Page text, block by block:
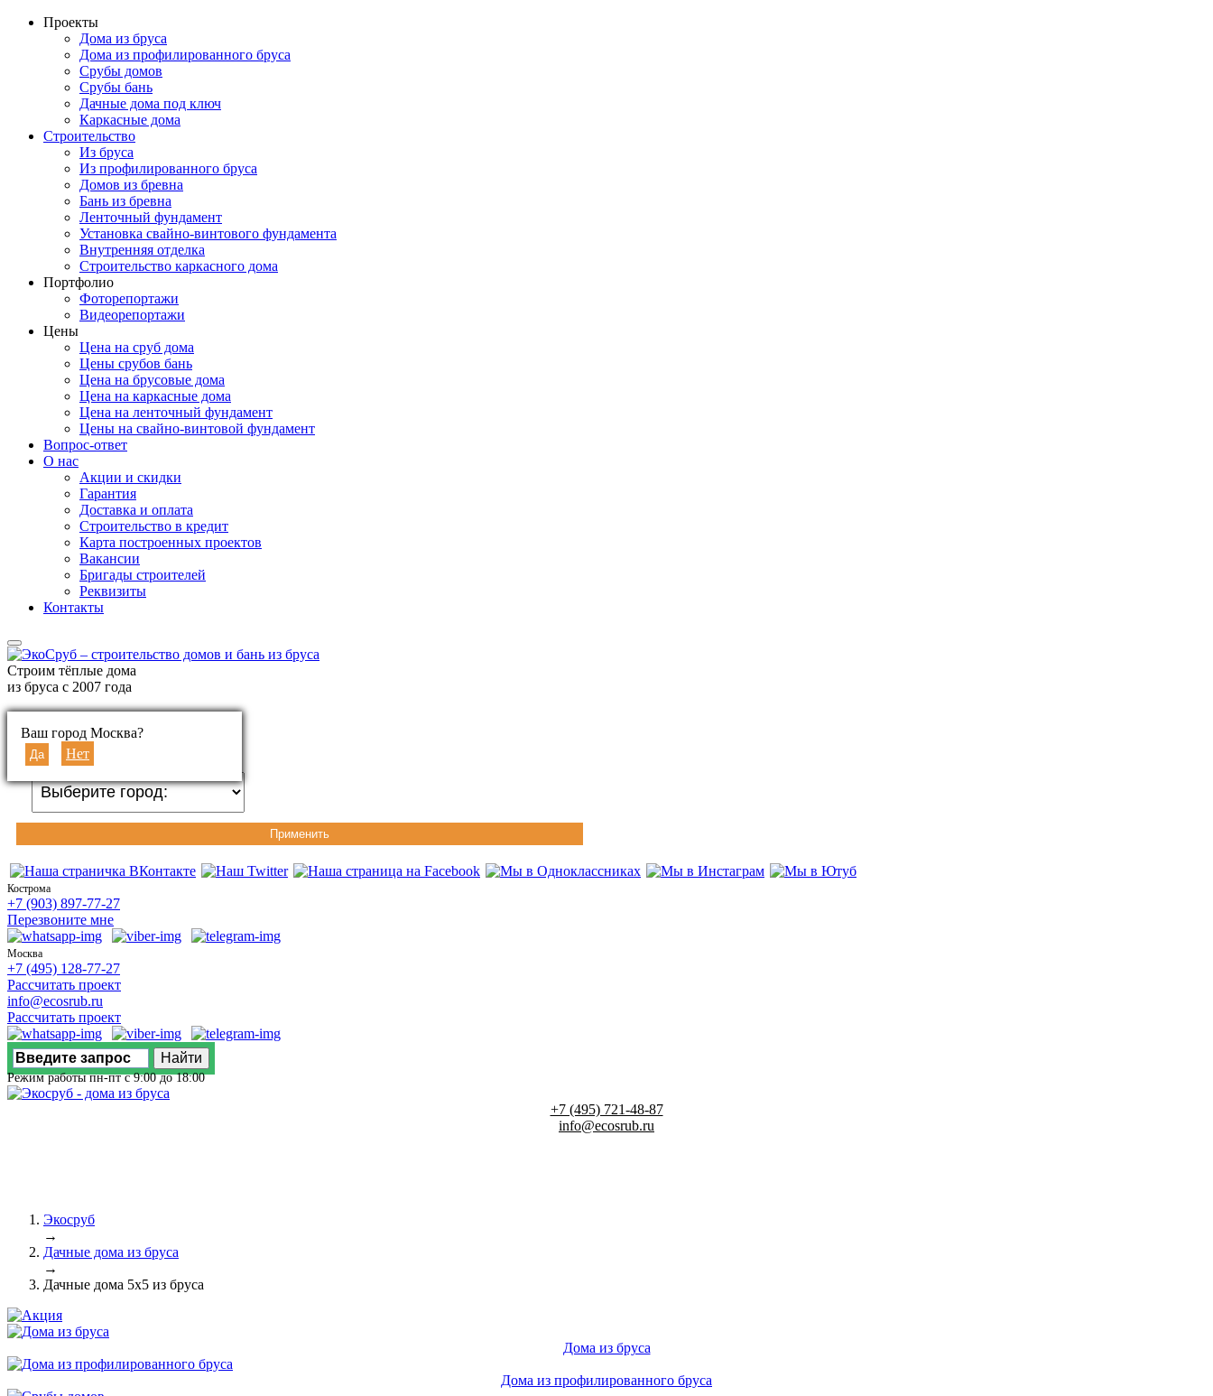
Проекты
Дома из бруса
Дома из профилированного бруса
Срубы домов
Срубы бань
Дачные дома под ключ
Каркасные дома
Строительство
Из бруса
Из профилированного бруса
Домов из бревна
Бань из бревна
Ленточный фундамент
Установка свайно-винтового фундамента
Внутренняя отделка
Строительство каркасного дома
Портфолио
Фоторепортажи
Видеорепортажи
Цены
Цена на cруб дома
Цены срубов бань
Цена на брусовые дома
Цена на каркасные дома
Цена на ленточный фундамент
Цены на свайно-винтовой фундамент
Вопрос-ответ
О нас
Акции и скидки
Гарантия
Доставка и оплата
Строительство в кредит
Карта построенных проектов
Вакансии
Бригады строителей
Реквизиты
Контакты
Строим тёплые дома
из бруса с 2007 года
Ваш город:
Ваш город Москва?
Да Нет
Выберите город
Применить
Кострома
+7 (903) 897-77-27
Перезвоните мне
Москва
+7 (495) 128-77-27
Рассчитать проект
info@ecosrub.ru
Рассчитать проект
Режим работы пн-пт с 9:00 до 18:00
+7 (495) 721-48-87
info@ecosrub.ru
Экосруб
→
Дачные дома из бруса
→
Дачные дома 5х5 из бруса
Дома из бруса
Дома из профилированного бруса